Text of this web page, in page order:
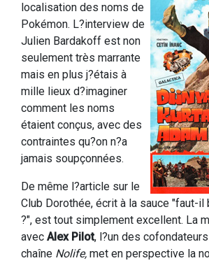
localisation des noms de
Pokémon. L?interview de
Julien Bardakoff est non
seulement très marrante
mais en plus j?étais à
mille lieux d?imaginer
comment les noms
étaient conçus, avec des
contraintes qu?on n?a
jamais soupçonnées.
De même l?article sur le
Club Dorothée, écrit à la sauce "faut-
?", est tout simplement excellent. La
avec Alex Pilot, l?un des
chaîne Nolife, met en perspective la